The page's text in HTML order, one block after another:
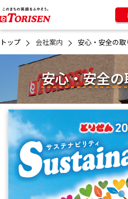
トップ 会社案内 安心・安全の
安心・安全